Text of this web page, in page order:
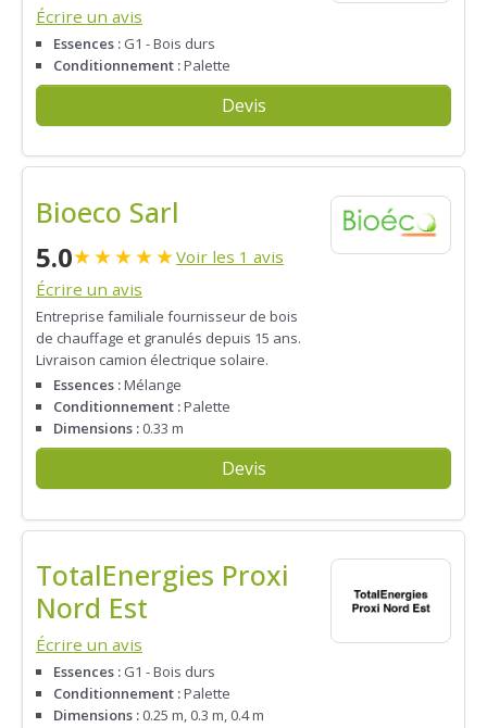
Écrire un avis
Essences : G1 - Bois durs
Conditionnement :Palette
Devis
Bioeco Sarl
5.0★★★★★Voir les 1 avis
Écrire un avis
Entreprise familiale fournisseur de bois
de chauffage et granulés depuis 15 ans.
Livraison camion électrique solaire.
Essences :Mélange
Conditionnement :Palette
Dimensions : 0.33 m
Devis
TotalEnergies Proxi
Nord Est
Écrire un avis
Essences : G1 - Bois durs
Conditionnement :Palette
Dimensions : 0.25 m, 0.3 m, 0.4 m